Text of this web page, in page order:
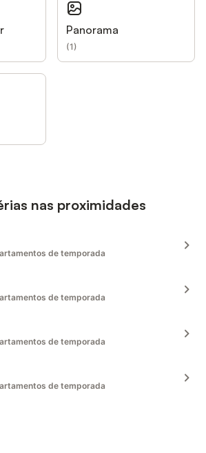
Panorama
(1)
nas proximidades
de temporada
de temporada
de temporada
de temporada